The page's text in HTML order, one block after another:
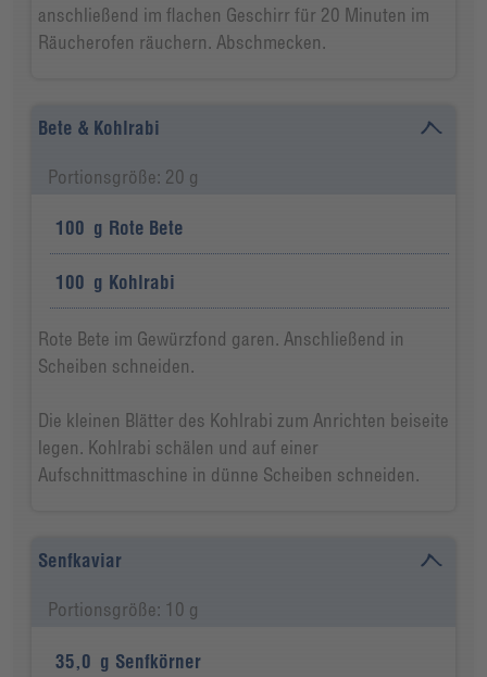
anschließend im flachen Geschirr für 20 Minuten im
Räucherofen räuchern. Abschmecken.
Bete & Kohlrabi
Portionsgröße: 20 g
100 g Rote Bete
100 g Kohlrabi
Rote Bete im Gewürzfond garen. Anschließend in
Scheiben schneiden.
Die kleinen Blätter des Kohlrabi zum Anrichten beiseite
legen. Kohlrabi schälen und auf einer
Aufschnittmaschine in dünne Scheiben schneiden.
Senfkaviar
Portionsgröße: 10 g
35,0 g Senfkörner